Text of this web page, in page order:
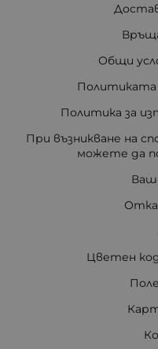
Общи
Политиката
Политика за
При възникване на
можете да
Цветен